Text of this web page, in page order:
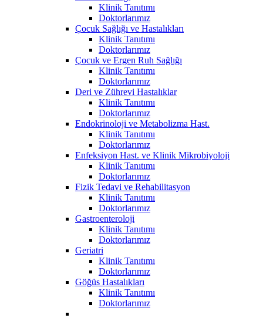
Klinik Tanıtımı
Doktorlarımız
Çocuk Sağlığı ve Hastalıkları
Klinik Tanıtımı
Doktorlarımız
Çocuk ve Ergen Ruh Sağlığı
Klinik Tanıtımı
Doktorlarımız
Deri ve Zührevi Hastalıklar
Klinik Tanıtımı
Doktorlarımız
Endokrinoloji ve Metabolizma Hast.
Klinik Tanıtımı
Doktorlarımız
Enfeksiyon Hast. ve Klinik Mikrobiyoloji
Klinik Tanıtımı
Doktorlarımız
Fizik Tedavi ve Rehabilitasyon
Klinik Tanıtımı
Doktorlarımız
Gastroenteroloji
Klinik Tanıtımı
Doktorlarımız
Geriatri
Klinik Tanıtımı
Doktorlarımız
Göğüs Hastalıkları
Klinik Tanıtımı
Doktorlarımız